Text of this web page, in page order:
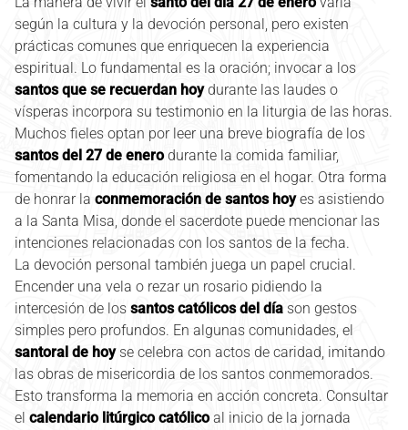
según la cultura y la devoción personal, pero existen
prácticas comunes que enriquecen la experiencia
espiritual. Lo fundamental es la oración; invocar a los
santos que se recuerdan hoydurante las laudes o
vísperas incorpora su testimonio en la liturgia de las horas.
Muchos fieles optan por leer una breve biografía de los
santos del 27 de enerodurante la comida familiar,
fomentando la educación religiosa en el hogar. Otra forma
de honrar la conmemoración de santos hoyes asistiendo
a la Santa Misa, donde el sacerdote puede mencionar las
intenciones relacionadas con los santos de la fecha.
La devoción personal también juega un papel crucial.
Encender una vela o rezar un rosario pidiendo la
intercesión de los santos católicos del día son gestos
simples pero profundos. En algunas comunidades, el
santoral de hoyse celebra con actos de caridad, imitando
las obras de misericordia de los santos conmemorados.
Esto transforma la memoria en acción concreta. Consultar
el calendario litúrgico católicoal inicio de la jornada